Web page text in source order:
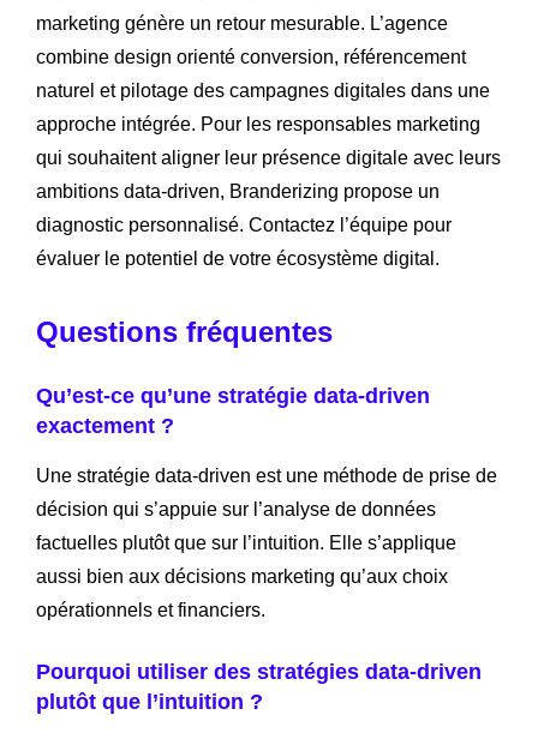
marketing génère un retour mesurable. L’agence
combine design orienté conversion, référencement
naturel et pilotage des campagnes digitales dans une
approche intégrée. Pour les responsables marketing
qui souhaitent aligner leur présence digitale avec leurs
ambitions data-driven, Branderizing propose un
diagnostic personnalisé. Contactez l’équipe pour
évaluer le potentiel de votre écosystème digital.
Questions fréquentes
Qu’est-ce qu’une stratégie data-driven
exactement ?
Une stratégie data-driven est une méthode de prise de
décision qui s’appuie sur l’analyse de données
factuelles plutôt que sur l’intuition. Elle s’applique
aussi bien aux décisions marketing qu’aux choix
opérationnels et financiers.
Pourquoi utiliser des stratégies data-driven
plutôt que l’intuition ?